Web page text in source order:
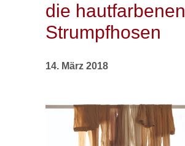
die hautfarbenen
Strumpfhosen
14. März 2018